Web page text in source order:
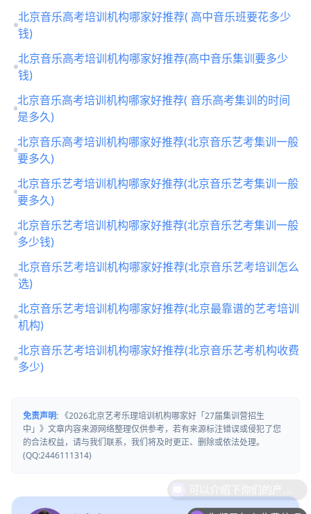
北京音乐高考培训机构哪家好推荐( 高中音乐班要花多少
钱)
北京音乐高考培训机构哪家好推荐(高中音乐集训要多少
钱)
北京音乐高考培训机构哪家好推荐( 音乐高考集训的时间
是多久)
北京音乐高考培训机构哪家好推荐(北京音乐艺考集训一般
要多久)
北京音乐艺考培训机构哪家好推荐(北京音乐艺考集训一般
要多久)
北京音乐艺考培训机构哪家好推荐(北京音乐艺考集训一般
多少钱)
北京音乐艺考培训机构哪家好推荐(北京音乐艺考培训怎么
选)
北京音乐艺考培训机构哪家好推荐(北京最靠谱的艺考培训
机构)
北京音乐艺考培训机构哪家好推荐(北京音乐艺考机构收费
多少)
免责声明: 《2026北京艺考乐理培训机构哪家好「27届集训营招生
中」》文章内容来源网络整理仅供参考，若有来源标注错误或侵犯了您
的合法权益，请与我们联系，我们将及时更正、删除或依法处理。
(QQ:2446111314)